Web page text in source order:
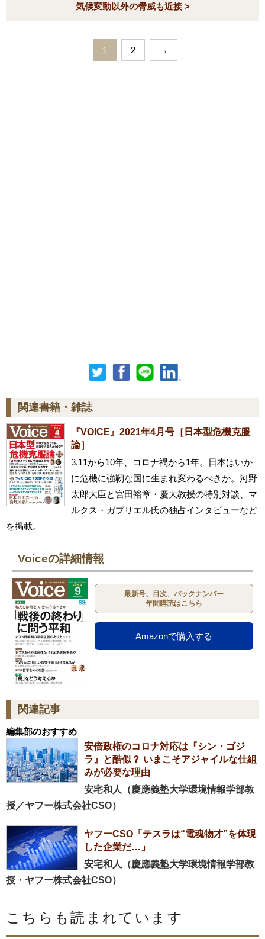
気候変動以外の脅威も近接 >
1 2 →
関連書籍・雑誌
『VOICE』2021年4月号［日本型危機克服
論］
3.11から10年、コロナ禍から1年。日本はいか
に危機に強靭な国に生まれ変わるべきか。河野
太郎大臣と宮田裕章・慶大教授の特別対談、マ
ルクス・ガブリエル氏の独占インタビューなど
を掲載。
Voiceの詳細情報
最新号、目次、バックナンバー
年間購読はこちら
Amazonで購入する
関連記事
編集部のおすすめ
安倍政権のコロナ対応は『シン・ゴジ
ラ』と酷似？ いまこそアジャイルな仕組
みが必要な理由
安宅和人（慶應義塾大学環境情報学部教
授／ヤフー株式会社CSO）
ヤフーCSO「テスラは“電魂物才”を体現
した企業だ…」
安宅和人（慶應義塾大学環境情報学部教
授・ヤフー株式会社CSO）
こちらも読まれています